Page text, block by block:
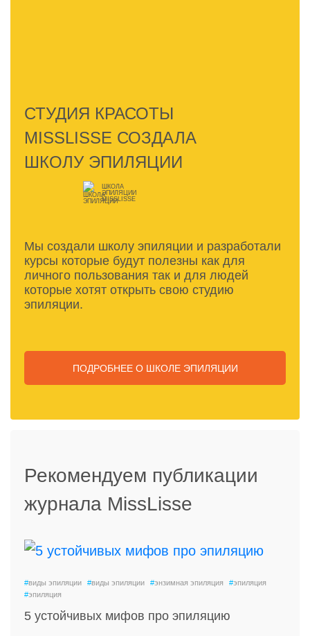
СТУДИЯ КРАСОТЫ
MISSLISSE СОЗДАЛА
ШКОЛУ ЭПИЛЯЦИИ
ШКОЛА
ЭПИЛЯЦИИ
MISSLISSE
Мы создали школу эпиляции и разработали
курсы которые будут полезны как для
личного пользования так и для людей
которые хотят открыть свою студию
эпиляции.
ПОДРОБНЕЕ О ШКОЛЕ ЭПИЛЯЦИИ
Рекомендуем публикации
журнала MissLisse
#виды эпиляции #виды эпиляции #энзимная эпиляция #эпиляция
#эпиляция
5 устойчивых мифов про эпиляцию